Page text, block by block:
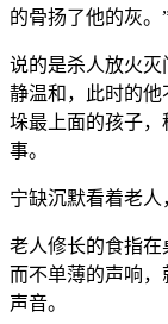
的骨扬了他的灰。
说的是杀人放火
静温和，此时的
垛最上面的孩子
事。
宁缺沉默看着老人
老人修长的食指
而不单薄的声响
声音。